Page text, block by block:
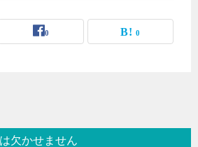
0 0
欠かせません